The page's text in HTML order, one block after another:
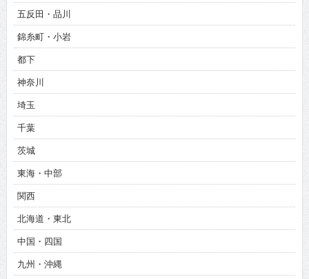
五反田・品川
錦糸町・小岩
都下
神奈川
埼玉
千葉
茨城
東海・中部
関西
北海道・東北
中国・四国
九州・沖縄